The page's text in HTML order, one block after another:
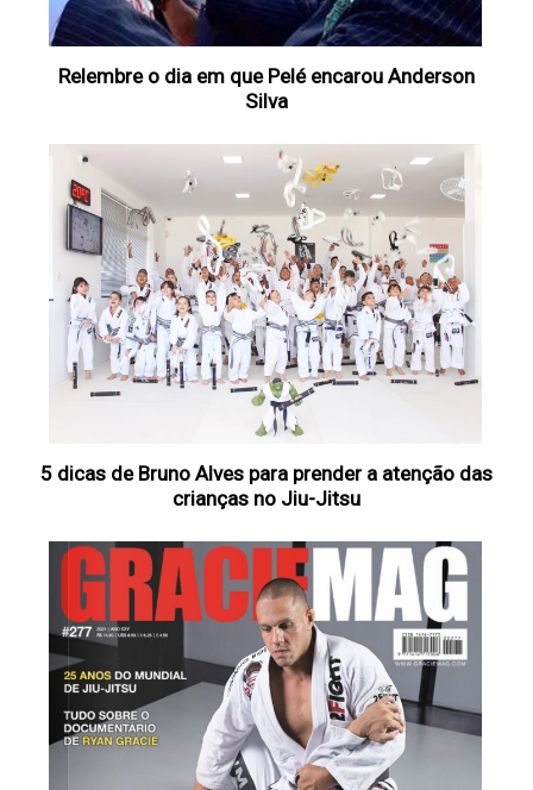
Relembre o dia em que Pelé encarou Anderson
Silva
5 dicas de Bruno Alves para prender a atenção das
crianças no Jiu-Jitsu